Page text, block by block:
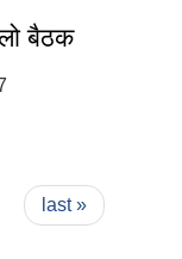
बैठक
last »